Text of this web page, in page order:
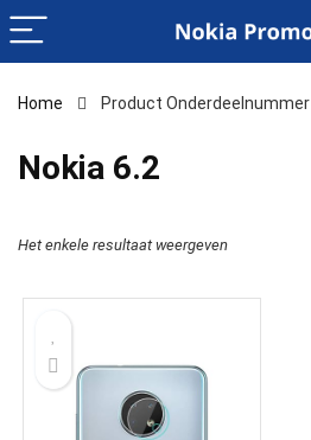
Home Product Onderdeelnummer
‎Nokia 6.2
Het enkele resultaat weergeven